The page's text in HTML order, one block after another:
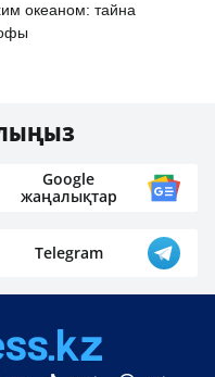
океаном: тайна
Google
жаңалықтар
Telegram